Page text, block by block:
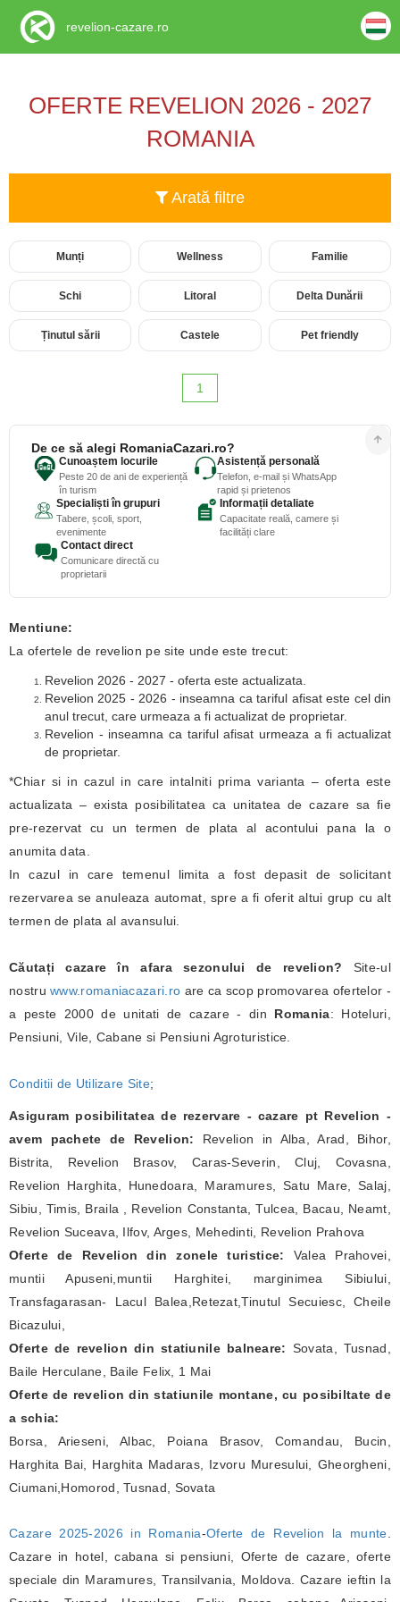
OFERTE REVELION 2026 - 2027
ROMANIA
Arată filtre
Munți Wellness Familie
Schi Litoral Delta Dunării
Ținutul sării Castele Pet friendly
1
De ce să alegi RomaniaCazari.ro?
Cunoaștem locurile
Peste 20 de ani de experiență
în turism
Asistență personală
Telefon, e-mail și WhatsApp
rapid și prietenos
Specialiști în grupuri
Tabere, școli, sport,
evenimente
Informații detaliate
Capacitate reală, camere și
facilități clare
Contact direct
Comunicare directă cu
proprietarii
Mentiune:
La ofertele de revelion pe site unde este trecut:
Revelion 2026 - 2027 - oferta este actualizata.
Revelion 2025 - 2026 - inseamna ca tariful afisat este cel din
anul trecut, care urmeaza a fi actualizat de proprietar.
Revelion - inseamna ca tariful afisat urmeaza a fi actualizat
de proprietar.
*Chiar si in cazul in care intalniti prima varianta – oferta este
actualizata – exista posibilitatea ca unitatea de cazare sa fie
pre-rezervat cu un termen de plata al acontului pana la o
anumita data.
In cazul in care temenul limita a fost depasit de solicitant
rezervarea se anuleaza automat, spre a fi oferit altui grup cu alt
termen de plata al avansului.
Căutați cazare în afara sezonului de revelion? Site-ul
nostruwww.romaniacazari.ro are ca scop promovarea ofertelor -
a peste 2000 de unitati de cazare - din Romania: Hoteluri,
Pensiuni, Vile, Cabane si Pensiuni Agroturistice.
Conditii de Utilizare Site;
Asiguram posibilitatea de rezervare - cazare pt Revelion -
avem pachete de Revelion: Revelion in Alba, Arad, Bihor,
Bistrita, Revelion Brasov, Caras-Severin, Cluj, Covasna,
Revelion Harghita, Hunedoara, Maramures, Satu Mare, Salaj,
Sibiu, Timis, Braila , Revelion Constanta, Tulcea, Bacau, Neamt,
Revelion Suceava, Ilfov, Arges, Mehedinti, Revelion Prahova
Oferte de Revelion din zonele turistice: Valea Prahovei,
muntii Apuseni,muntii Harghitei, marginimea Sibiului,
Transfagarasan- Lacul Balea,Retezat,Tinutul Secuiesc, Cheile
Bicazului,
Oferte de revelion din statiunile balneare: Sovata, Tusnad,
Baile Herculane, Baile Felix, 1 Mai
Oferte de revelion din statiunile montane, cu posibiltate de
a schia:
Borsa, Arieseni, Albac, Poiana Brasov, Comandau, Bucin,
Harghita Bai, Harghita Madaras, Izvoru Muresului, Gheorgheni,
Ciumani,Homorod, Tusnad, Sovata
Cazare 2025-2026 in Romania-Oferte de Revelion la munte
Cazare in hotel, cabana si pensiuni, Oferte de cazare, oferte
speciale din Maramures, Transilvania, Moldova. Cazare ieftin la
revelion-cazare.ro